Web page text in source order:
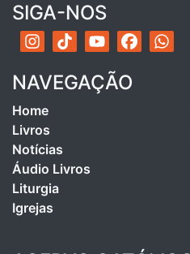
SIGA-NOS
NAVEGAÇÃO
Home
Livros
Notícias
Áudio Livros
Liturgia
Igrejas